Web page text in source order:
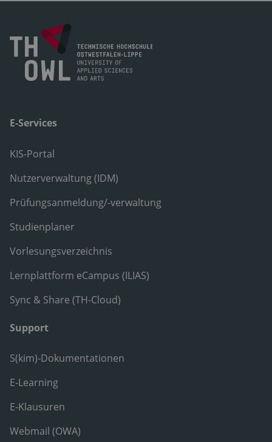
E-Services
KIS-Portal
Nutzerverwaltung (IDM)
Prüfungsanmeldung/-verwaltung
Studienplaner
Vorlesungsverzeichnis
Lernplattform eCampus (ILIAS)
Sync & Share (TH-Cloud)
Support
S(kim)-Dokumentationen
E-Learning
E-Klausuren
Webmail (OWA)